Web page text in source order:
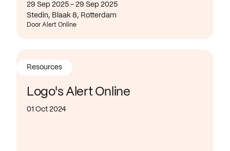
29 Sep 2025 - 29 Sep 2025
Stedin, Blaak 8, Rotterdam
Door Alert Online
Logo's Alert Online
01 Oct 2024
Resources